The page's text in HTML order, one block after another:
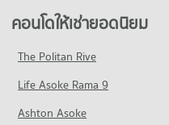
379 โครงการ
คอนโดให้เช่า วิทยาลัยป้องกันราช
มีคอนโดให้เช่า 21,311 ประกาศ
มีคอนโดขาย 8,191 ประกาศ
คอนโด วิทยาลัยสารพัดช่าง
คอนโด ตลาด อ.ต.ก.
มีคอนโดให้เช่า 12,869 ประกาศ
ขายคอนโด ตลาด อ.ต.ก.
ขายคอนโด เขตพญาไท
มีคอนโดขาย 1,535 ประกาศ
คอนโด ถนนอินทามระ
127 โครงการ
คอนโดให้เช่า ถนนอินทามระ
คอนโดให้เช่า รพ.พญาไท พหลโยธิน
มีคอนโดให้เช่า 4,688 ประกาศ
ขายคอนโด รพ.พญาไท พหลโยธิน
มีคอนโดขาย 2,020 ประกาศ
222 โครงการ
คอนโดให้เช่ายอดนิยม
The Politan Rive
Life Asoke Rama 9
Ashton Asoke